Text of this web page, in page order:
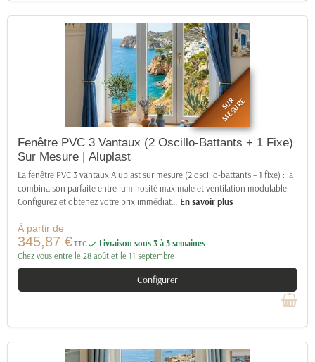
SUR
MESURE
Fenêtre PVC 3 Vantaux (2 Oscillo-Battants + 1 Fixe)
Sur Mesure | Aluplast
La fenêtre PVC 3 vantaux Aluplast sur mesure (2 oscillo-battants + 1 fixe) : la
combinaison parfaite entre luminosité maximale et ventilation modulable.
Configurez et obtenez votre prix immédiat
En savoir plus
À partir de
345,87 €TTC Livraison sous 3 à 5 semaines
Chez vous entre le 28 août et le 11 septembre
Configurer